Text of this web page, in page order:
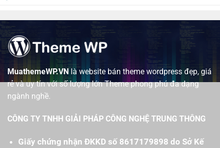
MuathemeWP.VNlà website bán theme wordpress đẹp, giá
rẻ và uy tín với số lượng lớn Theme phong phú đa dạng
ngành nghề.
CÔNG TY TNHH GIẢI PHÁP CÔNG NGHỆ TRUNG THÔNG
Giấy chứng nhận ĐKKD số 8617179898 do Sở Kế